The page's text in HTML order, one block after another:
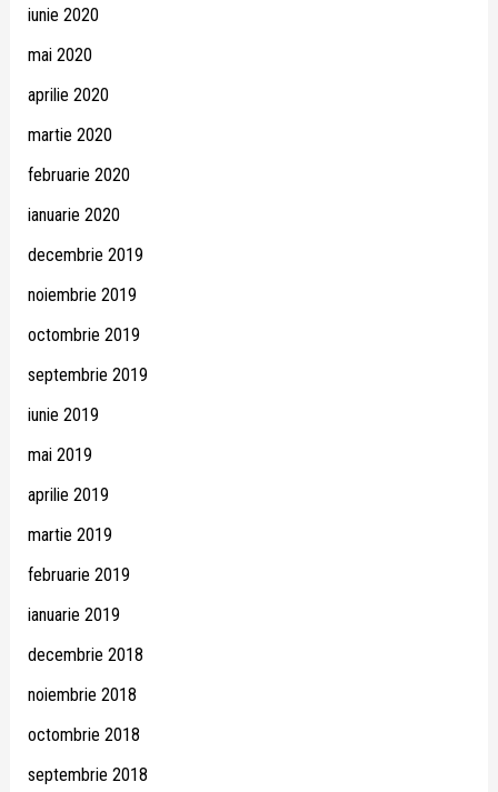
iunie 2020
mai 2020
aprilie 2020
martie 2020
februarie 2020
ianuarie 2020
decembrie 2019
noiembrie 2019
octombrie 2019
septembrie 2019
iunie 2019
mai 2019
aprilie 2019
martie 2019
februarie 2019
ianuarie 2019
decembrie 2018
noiembrie 2018
octombrie 2018
septembrie 2018